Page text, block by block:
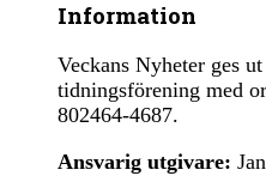
Information
Veckans Nyheter ges
tidningsförening med
802464-4687.
Ansvarig utgivare: